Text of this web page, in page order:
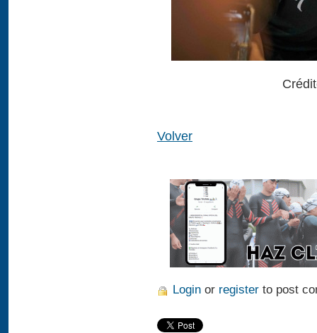
Volver
Login or register to post